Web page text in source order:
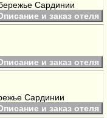
Сардинии
и заказ отеля
и заказ отеля
Сардинии
и заказ отеля